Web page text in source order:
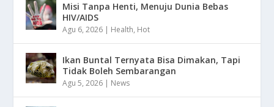
Misi Tanpa Henti, Menuju Dunia Bebas
HIV/AIDS
Agu 6, 2026 | Health, Hot
Ikan Buntal Ternyata Bisa Dimakan, Tapi
Tidak Boleh Sembarangan
Agu 5, 2026 | News